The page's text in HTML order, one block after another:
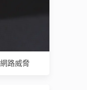
路威脅